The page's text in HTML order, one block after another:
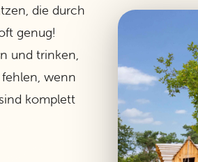
die durch
genug!
und trinken,
wenn
komplett